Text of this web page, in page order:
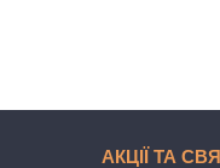
АКЦІЇ ТА